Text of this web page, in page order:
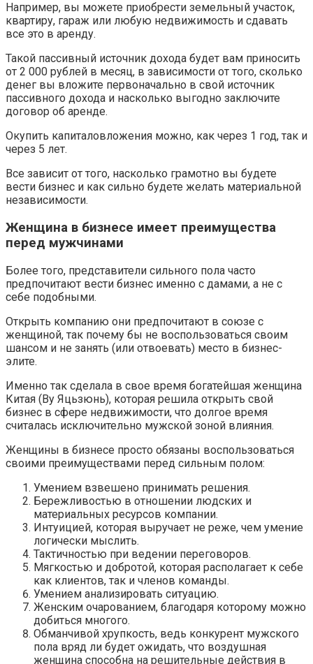
Например, вы можете приобрести земельный участок,
квартиру, гараж или любую недвижимость и сдавать
все это в аренду.
Такой пассивный источник дохода будет вам приносить
от 2 000 рублей в месяц, в зависимости от того, сколько
денег вы вложите первоначально в свой источник
пассивного дохода и насколько выгодно заключите
договор об аренде.
Окупить капиталовложения можно, как через 1 год, так и
через 5 лет.
Все зависит от того, насколько грамотно вы будете
вести бизнес и как сильно будете желать материальной
независимости.
Женщина в бизнесе имеет преимущества
перед мужчинами
Более того, представители сильного пола часто
предпочитают вести бизнес именно с дамами, а не с
себе подобными.
Открыть компанию они предпочитают в союзе с
женщиной, так почему бы не воспользоваться своим
шансом и не занять (или отвоевать) место в бизнес-
элите.
Именно так сделала в свое время богатейшая женщина
Китая (Ву Яцьзюнь), которая решила открыть свой
бизнес в сфере недвижимости, что долгое время
считалась исключительно мужской зоной влияния.
Женщины в бизнесе просто обязаны воспользоваться
своими преимуществами перед сильным полом:
Умением взвешено принимать решения.
Бережливостью в отношении людских и
материальных ресурсов компании.
Интуицией, которая выручает не реже, чем умение
логически мыслить.
Тактичностью при ведении переговоров.
Мягкостью и добротой, которая располагает к себе
как клиентов, так и членов команды.
Умением анализировать ситуацию.
Женским очарованием, благодаря которому можно
добиться многого.
Обманчивой хрупкость, ведь конкурент мужского
пола вряд ли будет ожидать, что воздушная
женщина способна на решительные действия в